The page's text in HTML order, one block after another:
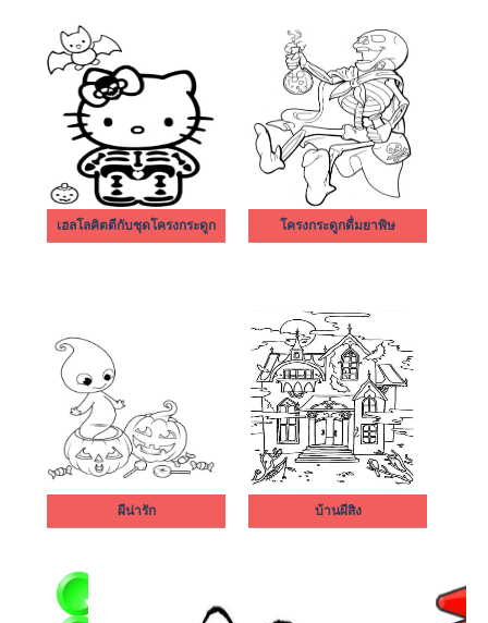
เฮลโลคิตตีกับชุดโครงกระดูก โครงกระดูกดื่มยาพิษ
ผีน่ารัก บ้านผีสิง